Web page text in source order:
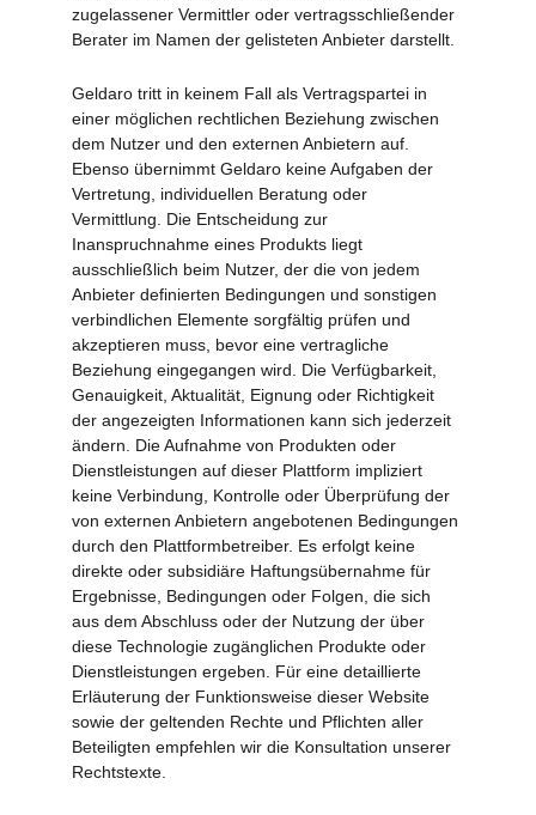
zugelassener Vermittler oder vertragsschließender
Berater im Namen der gelisteten Anbieter darstellt.
Geldaro tritt in keinem Fall als Vertragspartei in
einer möglichen rechtlichen Beziehung zwischen
dem Nutzer und den externen Anbietern auf.
Ebenso übernimmt Geldaro keine Aufgaben der
Vertretung, individuellen Beratung oder
Vermittlung. Die Entscheidung zur
Inanspruchnahme eines Produkts liegt
ausschließlich beim Nutzer, der die von jedem
Anbieter definierten Bedingungen und sonstigen
verbindlichen Elemente sorgfältig prüfen und
akzeptieren muss, bevor eine vertragliche
Beziehung eingegangen wird. Die Verfügbarkeit,
Genauigkeit, Aktualität, Eignung oder Richtigkeit
der angezeigten Informationen kann sich jederzeit
ändern. Die Aufnahme von Produkten oder
Dienstleistungen auf dieser Plattform impliziert
keine Verbindung, Kontrolle oder Überprüfung der
von externen Anbietern angebotenen Bedingungen
durch den Plattformbetreiber. Es erfolgt keine
direkte oder subsidiäre Haftungsübernahme für
Ergebnisse, Bedingungen oder Folgen, die sich
aus dem Abschluss oder der Nutzung der über
diese Technologie zugänglichen Produkte oder
Dienstleistungen ergeben. Für eine detaillierte
Erläuterung der Funktionsweise dieser Website
sowie der geltenden Rechte und Pflichten aller
Beteiligten empfehlen wir die Konsultation unserer
Rechtstexte.